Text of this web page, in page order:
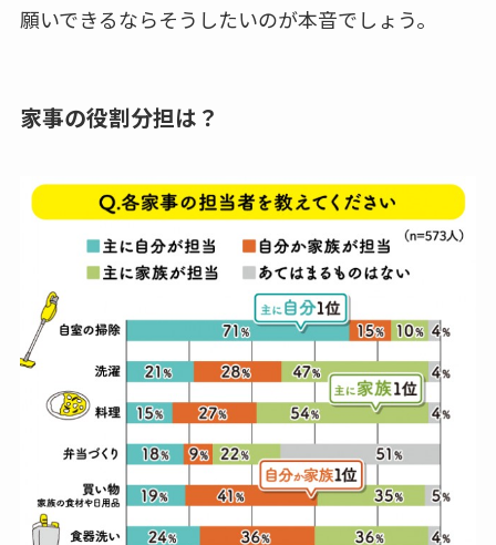
願いできるならそうしたいのが本音でしょう。
家事の役割分担は？